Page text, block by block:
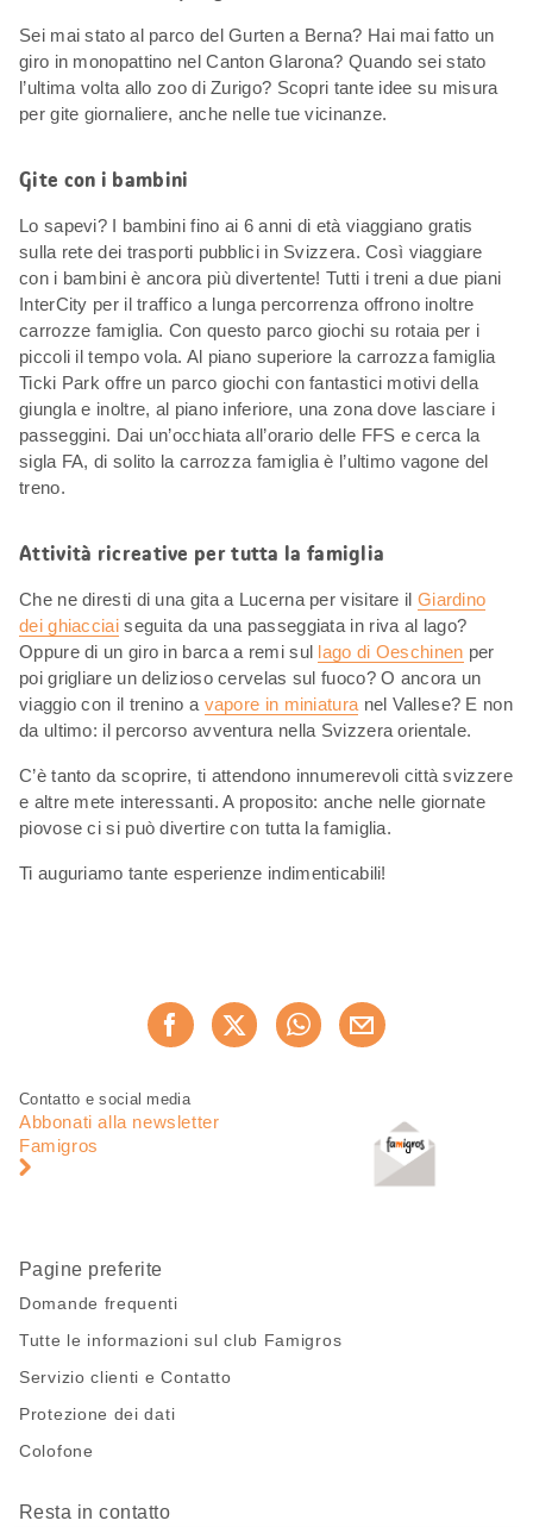
Sei mai stato al parco del Gurten a Berna? Hai mai fatto un
giro in monopattino nel Canton Glarona? Quando sei stato
l’ultima volta allo zoo di Zurigo? Scopri tante idee su misura
per gite giornaliere, anche nelle tue vicinanze.
Gite con i bambini
Lo sapevi? I bambini fino ai 6 anni di età viaggiano gratis
sulla rete dei trasporti pubblici in Svizzera. Così viaggiare
con i bambini è ancora più divertente! Tutti i treni a due piani
InterCity per il traffico a lunga percorrenza offrono inoltre
carrozze famiglia. Con questo parco giochi su rotaia per i
piccoli il tempo vola. Al piano superiore la carrozza famiglia
Ticki Park offre un parco giochi con fantastici motivi della
giungla e inoltre, al piano inferiore, una zona dove lasciare i
passeggini. Dai un’occhiata all’orario delle FFS e cerca la
sigla FA, di solito la carrozza famiglia è l’ultimo vagone del
treno.
Attività ricreative per tutta la famiglia
Che ne diresti di una gita a Lucerna per visitare il Giardino
dei ghiacciaiseguita da una passeggiata in riva al lago?
Oppure di un giro in barca a remi sul lago di Oeschinen per
poi grigliare un delizioso cervelas sul fuoco? O ancora un
viaggio con il trenino a vapore in miniatura nel Vallese? E non
da ultimo: il percorso avventura nella Svizzera orientale.
C’è tanto da scoprire, ti attendono innumerevoli città svizzere
e altre mete interessanti. A proposito: anche nelle giornate
piovose ci si può divertire con tutta la famiglia.
Ti auguriamo tante esperienze indimenticabili!
Consiglia ora
Piè
pagina
Navigazione
pagina
Contatto e social media
Abbonati alla newsletter
Famigros
Pagine preferite
Domande frequenti
Tutte le informazioni sul club Famigros
Servizio clienti e Contatto
Protezione dei dati
Colofone
Resta in contatto